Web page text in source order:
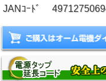
JANｺｰﾄﾞ